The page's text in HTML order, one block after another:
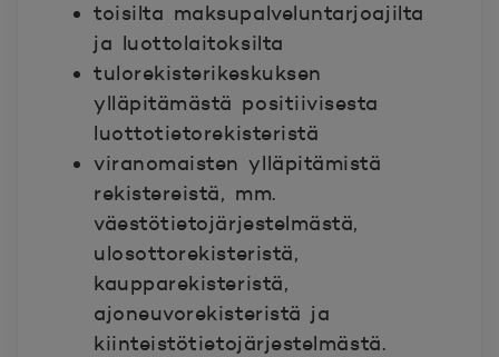
toisilta maksupalveluntarjoajilta
ja luottolaitoksilta
tulorekisterikeskuksen
ylläpitämästä positiivisesta
luottotietorekisteristä
viranomaisten ylläpitämistä
rekistereistä, mm.
väestötietojärjestelmästä,
ulosottorekisteristä,
kaupparekisteristä,
ajoneuvorekisteristä ja
kiinteistötietojärjestelmästä.